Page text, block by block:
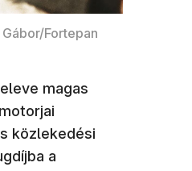
Fortepan
magas
közlekedési
a